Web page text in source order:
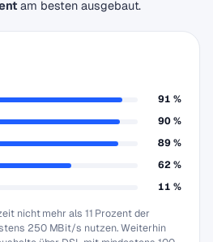
am besten ausgebaut.
91 %
90 %
89 %
62 %
11 %
nicht mehr als 11 Prozent der
250 MBit/s nutzen. Weiterhin